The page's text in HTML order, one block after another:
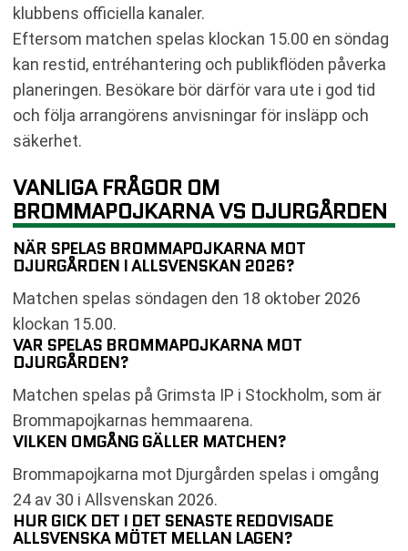
klubbens officiella kanaler.
Eftersom matchen spelas klockan 15.00 en söndag
kan restid, entréhantering och publikflöden påverka
planeringen. Besökare bör därför vara ute i god tid
och följa arrangörens anvisningar för insläpp och
säkerhet.
VANLIGA FRÅGOR OM
BROMMAPOJKARNA VS DJURGÅRDEN
NÄR SPELAS BROMMAPOJKARNA MOT
DJURGÅRDEN I ALLSVENSKAN 2026?
Matchen spelas söndagen den 18 oktober 2026
klockan 15.00.
VAR SPELAS BROMMAPOJKARNA MOT
DJURGÅRDEN?
Matchen spelas på Grimsta IP i Stockholm, som är
Brommapojkarnas hemmaarena.
VILKEN OMGÅNG GÄLLER MATCHEN?
Brommapojkarna mot Djurgården spelas i omgång
24 av 30 i Allsvenskan 2026.
HUR GICK DET I DET SENASTE REDOVISADE
ALLSVENSKA MÖTET MELLAN LAGEN?